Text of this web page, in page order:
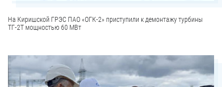
На Киришской ГРЭС ПАО «ОГК-2» приступили к демонтажу турбины
ТГ-2Т мощностью 60 МВт